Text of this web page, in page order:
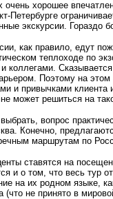
очень хорошее
Петербурге
экскурсии.
как правило, едут
теплоходе по
коллегами.
Поэтому на
и привычками
может решиться на
вопрос
Конечно,
маршрутам по
ставятся на
и о том, что весь тур
на их родном языке,
не принято в